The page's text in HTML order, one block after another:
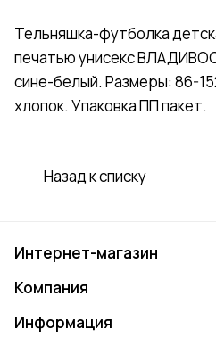
Тельняшка-футболка
печатью унисекс
сине-белый. Размеры: 86-
хлопок. Упаковка ПП пакет.
Назад к списку
Интернет-магазин
Компания
Информация